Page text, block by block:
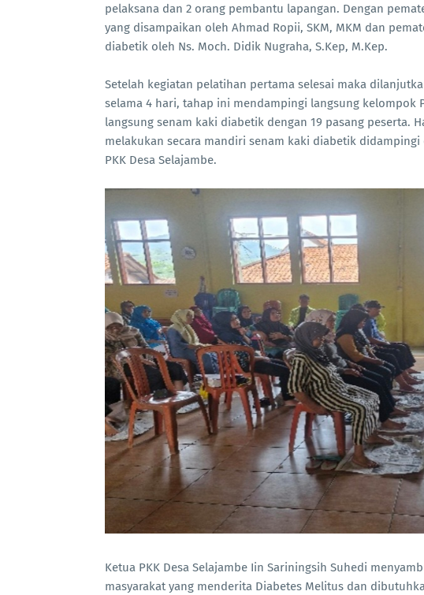
pelaksana dan 2 orang pembantu lapangan. Dengan
yang disampaikan oleh Ahmad Ropii, SKM, MKM dan
diabetik oleh Ns. Moch. Didik Nugraha, S.Kep, M.Kep.
Setelah kegiatan pelatihan pertama selesai maka
selama 4 hari, tahap ini mendampingi langsung kelompok
langsung senam kaki diabetik dengan 19 pasang peserta.
melakukan secara mandiri senam kaki diabetik
PKK Desa Selajambe.
Ketua PKK Desa Selajambe Iin Sariningsih Suhedi
masyarakat yang menderita Diabetes Melitus dan